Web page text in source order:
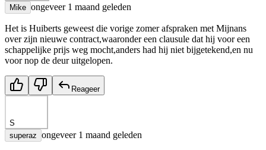
Mike ongeveer 1 maand geleden
Het is Huiberts geweest die vorige zomer afspraken met Mijnans
over zijn nieuwe contract,waaronder een clausule dat hij voor een
schappelijke prijs weg mocht,anders had hij niet bijgetekend,en nu
voor nop de deur uitgelopen.
Reageer
S
superaz ongeveer 1 maand geleden